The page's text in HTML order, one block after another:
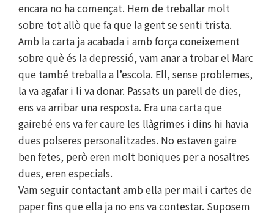
encara no ha començat. Hem de treballar molt
sobre tot allò que fa que la gent se senti trista.
Amb la carta ja acabada i amb força coneixement
sobre què és la depressió, vam anar a trobar el Marc
que també treballa a l’escola. Ell, sense problemes,
la va agafar i li va donar. Passats un parell de dies,
ens va arribar una resposta. Era una carta que
gairebé ens va fer caure les llàgrimes i dins hi havia
dues polseres personalitzades. No estaven gaire
ben fetes, però eren molt boniques per a nosaltres
dues, eren especials.
Vam seguir contactant amb ella per mail i cartes de
paper fins que ella ja no ens va contestar. Suposem